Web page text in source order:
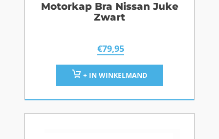
Motorkap Bra Nissan Juke
Zwart
€79,95
+ IN WINKELMAND